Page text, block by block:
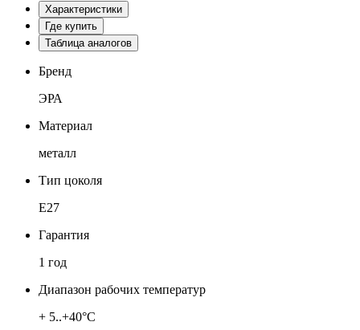
Характеристики
Где купить
Таблица аналогов
Бренд
ЭРА
Материал
металл
Тип цоколя
Е27
Гарантия
1 год
Диапазон рабочих температур
+ 5..+40°C